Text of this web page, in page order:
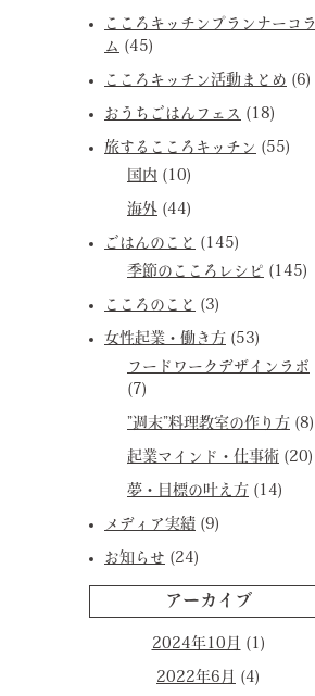
こころキッチンプランナーコラ
ム (45)
こころキッチン活動まとめ (6)
おうちごはんフェス (18)
旅するこころキッチン (55)
国内 (10)
海外 (44)
ごはんのこと (145)
季節のこころレシピ (145)
こころのこと (3)
女性起業・働き方 (53)
フードワークデザインラボ
(7)
”週末”料理教室の作り方 (8)
起業マインド・仕事術 (20)
夢・目標の叶え方 (14)
メディア実績 (9)
お知らせ (24)
アーカイブ
2024年10月 (1)
2022年6月 (4)